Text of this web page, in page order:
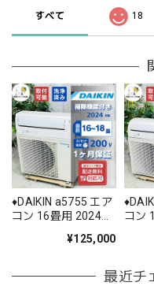
すべて 18
♦️DAIKIN a5755 エア
コン 16畳用 2024年
¥125,000
コン
最近チ